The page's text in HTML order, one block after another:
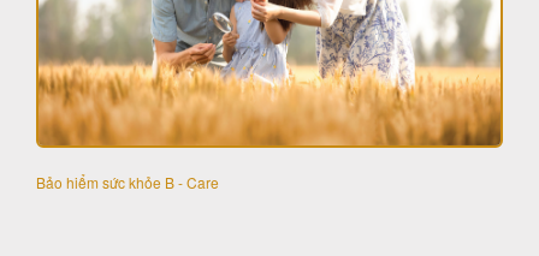
Bảo hiểm sức khỏe B - Care